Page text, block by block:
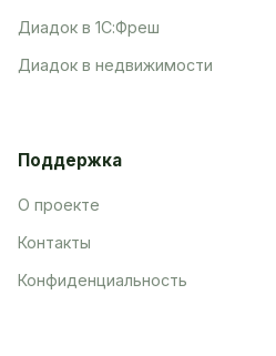
Диадок в 1С:Фреш
Диадок в недвижимости
Поддержка
О проекте
Контакты
Конфиденциальность